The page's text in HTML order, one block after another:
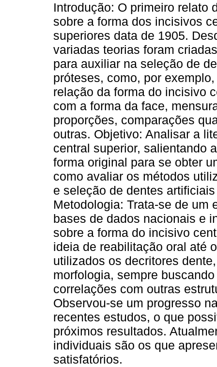
Introdução: O primeiro relato
sobre a forma dos incisivos
superiores data de 1905.
variadas teorias foram
para auxiliar na seleção de
próteses, como, por
relação da forma do incisivo
com a forma da face,
proporções, comparações
outras. Objetivo: Analisar a
central superior, salientando
forma original para se obter
como avaliar os métodos
e seleção de dentes
Metodologia: Trata-se de um
bases de dados nacionais e
sobre a forma do incisivo
ideia de reabilitação oral até
utilizados os decritores
morfologia, sempre
correlações com outras
Observou-se um progresso
recentes estudos, o que
próximos resultados.
individuais são os que
satisfatórios.